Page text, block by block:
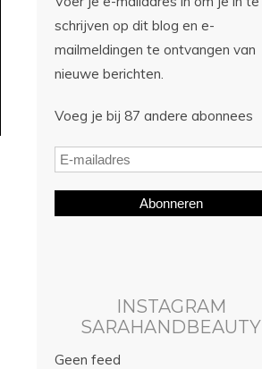
schrijven op dit blog en e-
mailmeldingen te ontvangen van
nieuwe berichten.
Voeg je bij 87 andere abonnees
Abonneren
INSTAGRAM
SARAHANDBEAUTY
Geen feed